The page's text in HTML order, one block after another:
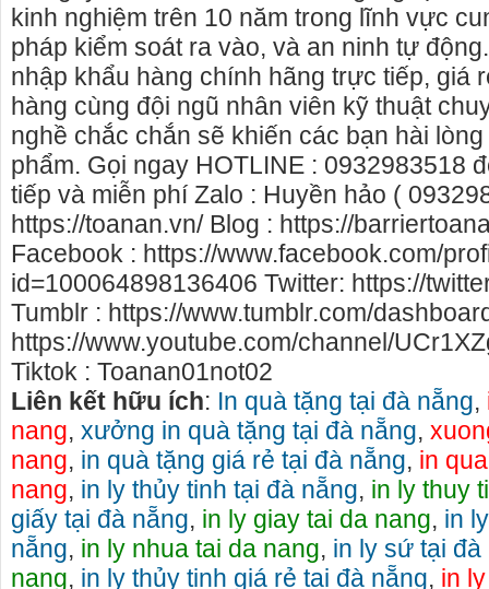
kinh nghiệm trên 10 năm trong lĩnh vực
pháp kiểm soát ra vào, và an ninh tự
nhập khẩu hàng chính hãng trực tiếp, giá
hàng cùng đội ngũ nhân viên kỹ thuật
nghề chắc chắn sẽ khiến các bạn hài
phẩm. Gọi ngay HOTLINE : 0932983518
tiếp và miễn phí Zalo : Huyền hảo (
https://toanan.vn/ Blog : https://
Facebook : https://www.facebook.com/
id=100064898136406 Twitter: https://
Tumblr : https://www.tumblr.com/
https://www.youtube.com/channel/
Tiktok : Toanan01not02
Liên kết hữu ích: In quà tặng tại đà nẵng,
nang, xưởng in quà tặng tại đà nẵng,
nang, in quà tặng giá rẻ tại đà nẵng, in
nang, in ly thủy tinh tại đà nẵng, in ly thuy
giấy tại đà nẵng, in ly giay tai da nang, in
nẵng, in ly nhua tai da nang, in ly sứ tại đà
nang, in ly thủy tinh giá rẻ tại đà nẵng, in